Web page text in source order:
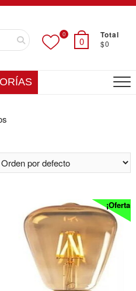
Search
0
0
Total
$0
¡Oferta!